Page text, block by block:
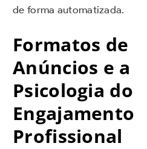
de forma automatizada.
Formatos de
Anúncios e a
Psicologia do
Engajamento
Profissional